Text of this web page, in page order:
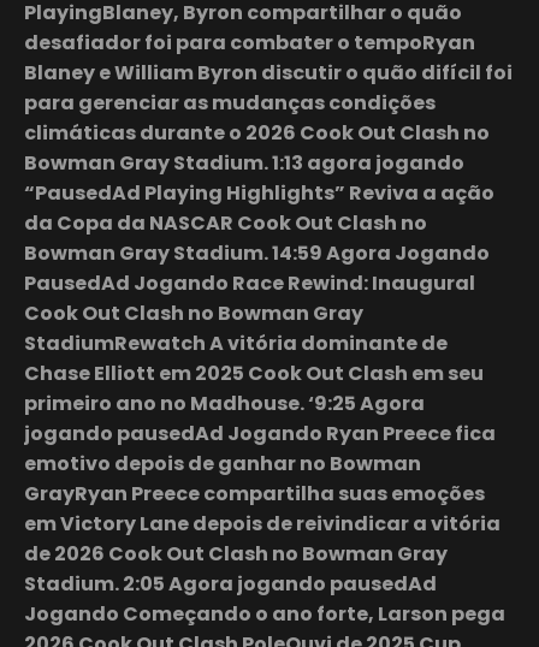
PlayingBlaney, Byron compartilhar o quão
desafiador foi para combater o tempoRyan
Blaney e William Byron discutir o quão difícil foi
para gerenciar as mudanças condições
climáticas durante o 2026 Cook Out Clash no
Bowman Gray Stadium. 1:13 agora jogando
“PausedAd Playing Highlights” Reviva a ação
da Copa da NASCAR Cook Out Clash no
Bowman Gray Stadium. 14:59 Agora Jogando
PausedAd Jogando Race Rewind: Inaugural
Cook Out Clash no Bowman Gray
StadiumRewatch A vitória dominante de
Chase Elliott em 2025 Cook Out Clash em seu
primeiro ano no Madhouse. ‘9:25 Agora
jogando pausedAd Jogando Ryan Preece fica
emotivo depois de ganhar no Bowman
GrayRyan Preece compartilha suas emoções
em Victory Lane depois de reivindicar a vitória
de 2026 Cook Out Clash no Bowman Gray
Stadium. 2:05 Agora jogando pausedAd
Jogando Começando o ano forte, Larson pega